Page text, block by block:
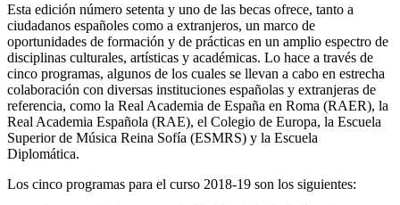
Esta edición número setenta y uno de las becas ofrece, tanto a
ciudadanos españoles como a extranjeros, un marco de
oportunidades de formación y de prácticas en un amplio espectro de
disciplinas culturales, artísticas y académicas. Lo hace a través de
cinco programas, algunos de los cuales se llevan a cabo en estrecha
colaboración con diversas instituciones españolas y extranjeras de
referencia, como la Real Academia de España en Roma (RAER), la
Real Academia Española (RAE), el Colegio de Europa, la Escuela
Superior de Música Reina Sofía (ESMRS) y la Escuela
Diplomática.
Los cinco programas para el curso 2018-19 son los siguientes: